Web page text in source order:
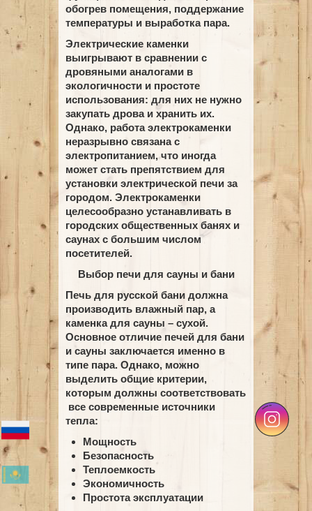
обогрев помещения, поддержание
температуры и выработка пара.
Электрические каменки
выигрывают в сравнении с
дровяными аналогами в
экологичности и простоте
использования: для них не нужно
закупать дрова и хранить их.
Однако, работа электрокаменки
неразрывно связана с
электропитанием, что иногда
может стать препятствием для
установки электрической печи за
городом. Электрокаменки
целесообразно устанавливать в
городских общественных банях и
саунах с большим числом
посетителей.
Выбор печи для сауны и бани
Печь для русской бани должна
производить влажный пар, а
каменка для сауны – сухой.
Основное отличие печей для бани
и сауны заключается именно в
типе пара. Однако, можно
выделить общие критерии,
которым должны соответствовать
все современные источники
тепла:
Мощность
Безопасность
Теплоемкость
Экономичность
Простота эксплуатации